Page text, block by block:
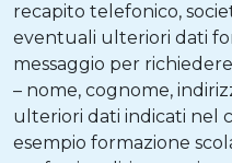
recapito telefonico,
eventuali ulteriori dati
messaggio per
– nome, cognome,
ulteriori dati indicati nel
esempio formazione